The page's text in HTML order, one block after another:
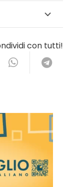
con tutti!